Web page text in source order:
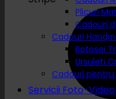
Plicuri
Cadouri
Cadouri
Botosei
Ursuleti
Cadouri pentru
Servicii Foto-